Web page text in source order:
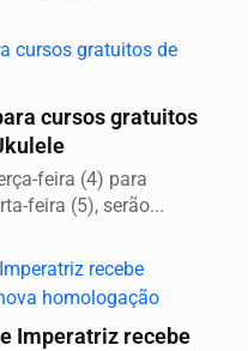
cursos gratuitos
feira (4) para
feira (5), serão...
Imperatriz recebe